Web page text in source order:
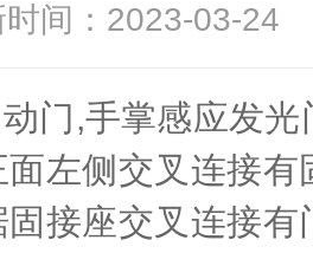
时间：2023-03-
门,手掌感应发光
面左侧交叉连接
固接座交叉连接